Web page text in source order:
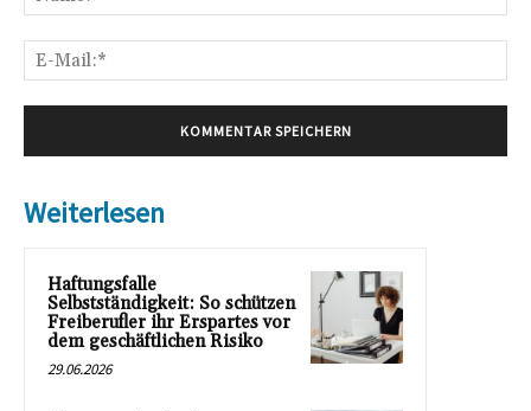
Weiterlesen
Haftungsfalle
Selbstständigkeit: So schützen
Freiberufler ihr Erspartes vor
dem geschäftlichen Risiko
29.06.2026